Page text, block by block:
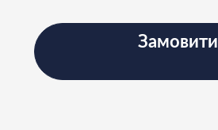
Замовити